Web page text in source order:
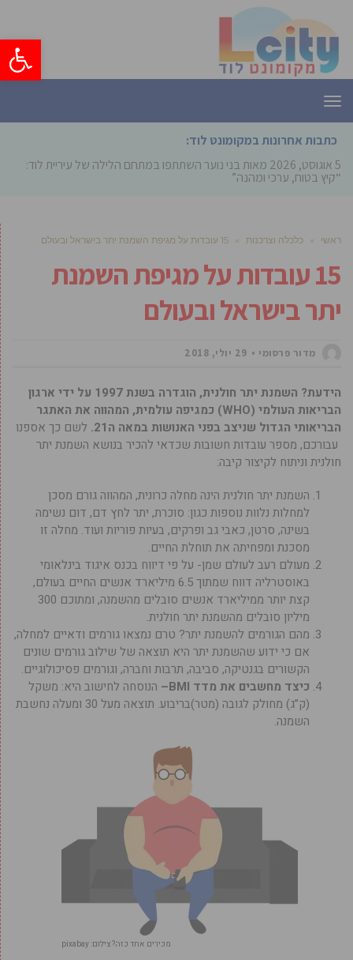
פתח
תפריט
כתבות אחרונות במקומונט לוד:
5 אוגוסט, 2026
מאות בני נוער השתתפו במתחם הלילה של עיריית לוד:
“קיץ בטוח, ערכי ומהנה”
ראשי » כלכלה וצרכנות » 15 עובדות על מגיפת השמנת יתר בישראל ובעולם
15 עובדות על מגיפת השמנת
יתר בישראל ובעולם
מדור פרסומי 29 יולי, 2018
הידעת? השמנת יתר חולנית, הוגדרה בשנת 1997 על ידי ארגון
הבריאות העולמי (WHO) כמגיפה עולמית, המהווה את האתגר
הבריאותי הגדול שניצב בפני האנושות במאה ה21.
לשם כך אספנו
עבורכם, מספר עובדות חשובות שכדאי להכיר בנושא השמנת יתר
חולנית וניתוח לקיצור קיבה:
השמנת יתר חולנית הינה מחלה כרונית, המהווה גורם מסכן
למחלות נלוות נוספות כגון: סוכרת, יתר לחץ דם, דום נשימה
בשינה, סרטן, כאבי גב ופרקים, בעיות פוריות ועוד. מחלה זו
מסכנת ומפחיתה את תוחלת החיים.
מעולם רעב לעולם שמן- על פי דיווח בכנס איגוד בינלאומי
באוסטרליה דווח שמתוך 6.5 מיליארד אנשים החיים בעולם,
קצת יותר ממיליארד אנשים סובלים מהשמנה, ומתוכם 300
מיליון סובלים מהשמנת יתר חולנית.
מהם הגורמים להשמנת יתר? טרם נמצאו גורמים ודאיים למחלה,
אם כי ידוע שהשמנת יתר היא תוצאה של שילוב גורמים שונים
הקשורים בגנטיקה, סביבה, תרבות וחברה, וגורמים פסיכולוגיים.
כיצד מחשבים את מדד BMI
– הנוסחה לחישוב היא: משקל
(ק”ג) מחולק לגובה (מטר)בריבוע. תוצאה מעל 30 ומעלה נחשבת
השמנה.
מכירים אחד כזה? צילום: pixabay